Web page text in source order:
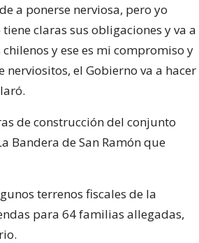
a ponerse nerviosa, pero yo
claras sus obligaciones y va a
y ese es mi compromiso y
el Gobierno va a hacer
de construcción del conjunto
Bandera de San Ramón que
terrenos fiscales de la
para 64 familias allegadas,